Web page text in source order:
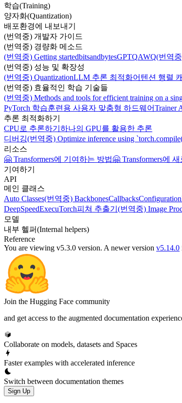
학습(Training)
양자화(Quantization)
배포환경에 내보내기
(번역중) 개발자 가이드
(번역중) 경량화 메소드
(번역중) Getting startedbitsandbytesGPTQAWQ(번역
(번역중) 성능 및 확장성
(번역중) QuantizationLLM 추론 최적화어텐션 행렬
(번역중) 효율적인 학습 기술들
(번역중) Methods and tools for efficient training on a
PyTorch 학습훈련용 사용자 맞춤형 하드웨어Trainer
추론 최적화하기
CPU로 추론하기 하나의 GPU를 활용한 추론
디버깅(번역중) Optimize inference using
리소스
🤗 Transformers에 기여하는 방법🤗 Transformers에
기여하기
API
메인 클래스
Auto Classes(번역중) BackbonesCallbacksConfiguration
DeepSpeedExecuTorch피쳐 추출기 (번역중) Image
모델
내부 헬퍼(Internal helpers)
Reference
You are viewing v5.3.0 version. A newer version v5.14.0
Join the Hugging Face community
and get access to the augmented documentation
Collaborate on models, datasets and Spaces
Faster examples with accelerated inference
Switch between documentation themes
Sign Up